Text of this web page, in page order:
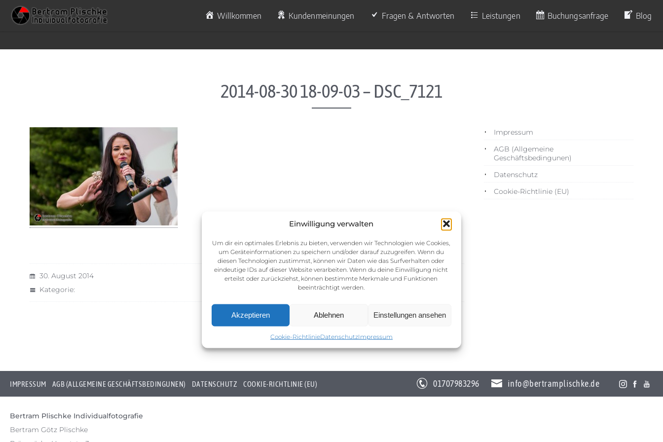
Einwilligung verwalten
Um dir ein optimales Erlebnis zu bieten, verwenden wir Technologien wie Cookies,
um Geräteinformationen zu speichern und/oder darauf zuzugreifen. Wenn du
diesen Technologien zustimmst, können wir Daten wie das Surfverhalten oder
eindeutige IDs auf dieser Website verarbeiten. Wenn du deine Einwilligung nicht
erteilst oder zurückziehst, können bestimmte Merkmale und Funktionen
beeinträchtigt werden.
Akzeptieren Ablehnen Einstellungen ansehen
Cookie-RichtlinieDatenschutzImpressum
Skip to content Willkommen Kundenmeinungen Fragen & Antworten Leistungen Buchungsanfrage Blog
2014-08-30 18-09-03 – DSC_7121
30. August 2014
Kategorie:
Impressum
AGB (Allgemeine
Geschäftsbedingunen)
Datenschutz
Cookie-Richtlinie (EU)
IMPRESSUM AGB (ALLGEMEINE GESCHÄFTSBEDINGUNEN) DATENSCHUTZ COOKIE-RICHTLINIE (EU) 01707983296 info@bertramplischke.de
Bertram Plischke Individualfotografie
Bertram Götz Plischke